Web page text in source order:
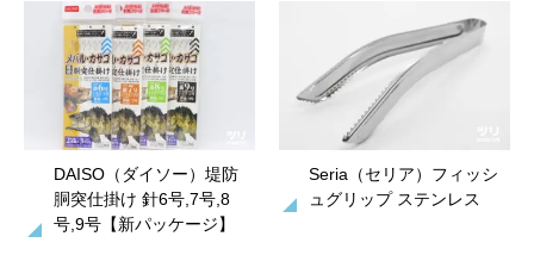
DAISO（ダイソー）堤防
胴突仕掛け 針6号,7号,8
号,9号【新パッケージ】
Seria（セリア）フィッシ
ュグリップ ステンレス